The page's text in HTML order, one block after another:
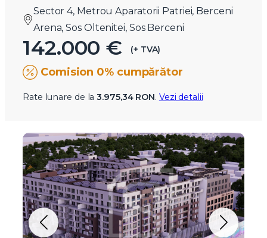
Sector 4, Metrou Aparatorii Patriei, Berceni
Arena, Sos Oltenitei, Sos Berceni
142.000 € (+ TVA)
Comision 0% cumpărător
Rate lunare de la3.975,34 RON. Vezi detalii